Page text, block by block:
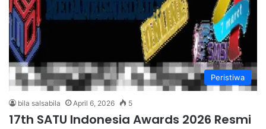
Peristiwa
bila salsabila April 6, 2026 5
17th SATU Indonesia Awards 2026 Resmi